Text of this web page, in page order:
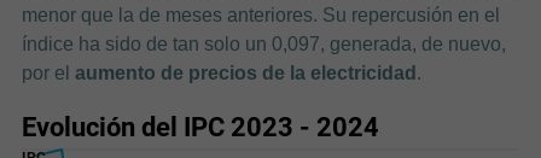
menor que la de meses anteriores. Su repercusión en el
índice ha sido de tan solo un 0,097, generada, de nuevo,
por el aumento de precios de la electricidad .